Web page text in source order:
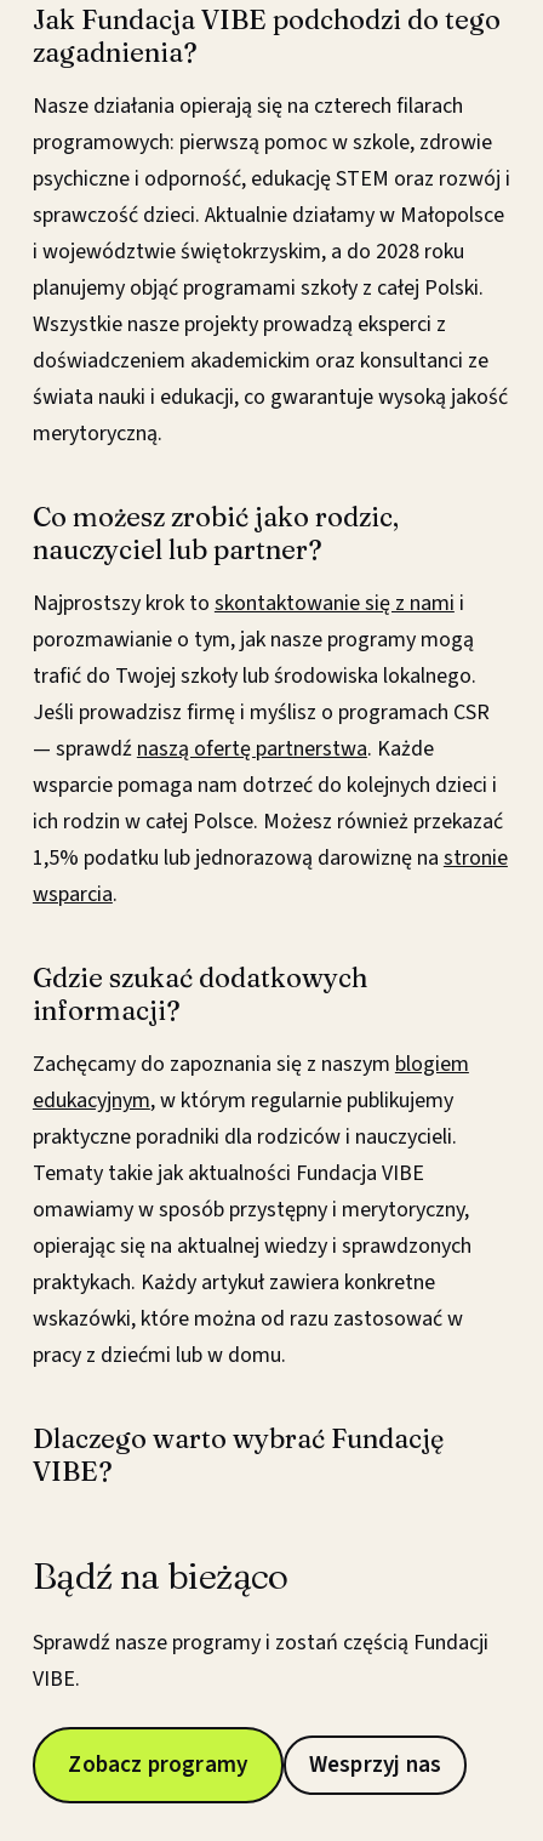
Jak Fundacja VIBE podchodzi do tego
zagadnienia?
Nasze działania opierają się na czterech filarach
programowych: pierwszą pomoc w szkole, zdrowie
psychiczne i odporność, edukację STEM oraz rozwój i
sprawczość dzieci. Aktualnie działamy w Małopolsce
i województwie świętokrzyskim, a do 2028 roku
planujemy objąć programami szkoły z całej Polski.
Wszystkie nasze projekty prowadzą eksperci z
doświadczeniem akademickim oraz konsultanci ze
świata nauki i edukacji, co gwarantuje wysoką jakość
merytoryczną.
Co możesz zrobić jako rodzic,
nauczyciel lub partner?
Najprostszy krok to skontaktowanie się z nami i
porozmawianie o tym, jak nasze programy mogą
trafić do Twojej szkoły lub środowiska lokalnego.
Jeśli prowadzisz firmę i myślisz o programach CSR
— sprawdź naszą ofertę partnerstwa. Każde
wsparcie pomaga nam dotrzeć do kolejnych dzieci i
ich rodzin w całej Polsce. Możesz również przekazać
1,5% podatku lub jednorazową darowiznę na stronie
wsparcia.
Gdzie szukać dodatkowych
informacji?
Zachęcamy do zapoznania się z naszym blogiem
edukacyjnym, w którym regularnie publikujemy
praktyczne poradniki dla rodziców i nauczycieli.
Tematy takie jak aktualności Fundacja VIBE
omawiamy w sposób przystępny i merytoryczny,
opierając się na aktualnej wiedzy i sprawdzonych
praktykach. Każdy artykuł zawiera konkretne
wskazówki, które można od razu zastosować w
pracy z dziećmi lub w domu.
Dlaczego warto wybrać Fundację
VIBE?
Bądź na bieżąco
Sprawdź nasze programy i zostań częścią Fundacji
VIBE.
Zobacz programy Wesprzyj nas